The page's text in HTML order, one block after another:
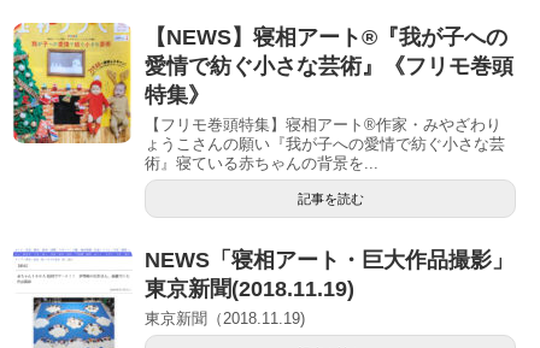
【NEWS】寝相アート®︎『我が子への
愛情で紡ぐ小さな芸術』《フリモ巻頭
特集》
【フリモ巻頭特集】寝相アート®︎作家・みやざわり
ょうこさんの願い『我が子への愛情で紡ぐ小さな芸
術』寝ている赤ちゃんの背景を...
記事を読む
NEWS「寝相アート・巨大作品撮影」
東京新聞(2018.11.19)
東京新聞（2018.11.19)